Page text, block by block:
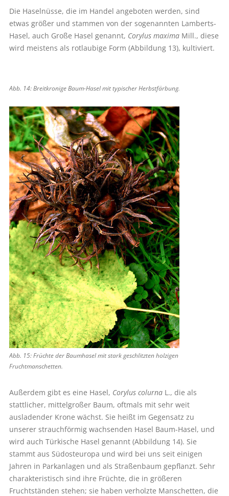
Die Haselnüsse, die im Handel angeboten werden, sind
etwas größer und stammen von der sogenannten Lamberts-
Hasel, auch Große Hasel genannt, Corylus maximaMill., diese
wird meistens als rotlaubige Form (Abbildung 13), kultiviert.
Abb. 14: Breitkronige Baum-Hasel mit typischer Herbstfärbung.
Abb. 15: Früchte der Baumhasel mit stark geschlitzten holzigen
Fruchtmanschetten.
Außerdem gibt es eine Hasel, Corylus colurnaL., die als
stattlicher, mittelgroßer Baum, oftmals mit sehr weit
ausladender Krone wächst. Sie heißt im Gegensatz zu
unserer strauchförmig wachsenden Hasel Baum-Hasel, und
wird auch Türkische Hasel genannt (Abbildung 14). Sie
stammt aus Südosteuropa und wird bei uns seit einigen
Jahren in Parkanlagen und als Straßenbaum gepflanzt. Sehr
charakteristisch sind ihre Früchte, die in größeren
Fruchtständen stehen; sie haben verholzte Manschetten, die